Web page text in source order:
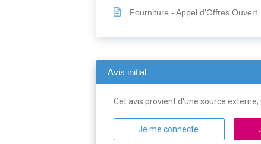
Fourniture - Appel d'Offres Ouvert
Avis initial
Cet avis provient d'une source
Je me connecte